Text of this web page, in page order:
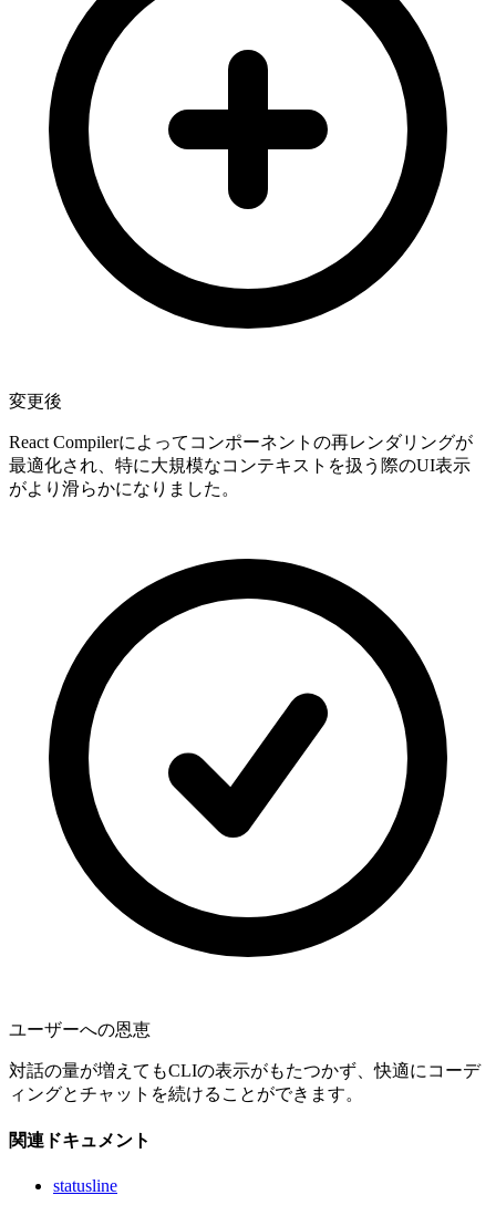
変更後
React Compilerによってコンポーネントの再レンダリングが
最適化され、特に大規模なコンテキストを扱う際のUI表示
がより滑らかになりました。
ユーザーへの恩恵
対話の量が増えてもCLIの表示がもたつかず、快適にコーデ
ィングとチャットを続けることができます。
関連ドキュメント
statusline